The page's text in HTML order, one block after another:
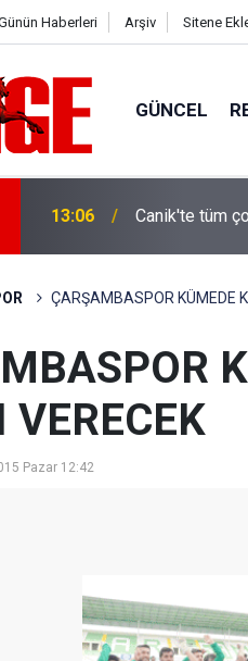
Haberleri Arşiv Sitene
GÜNCEL
13:06 Canik'te tüm
ÇARŞAMBASPOR KÜMEDE
VERECEK
Pazar 12:42